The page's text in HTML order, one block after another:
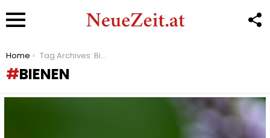
You are here:
Home Tag Archives: Bienen
BIENEN